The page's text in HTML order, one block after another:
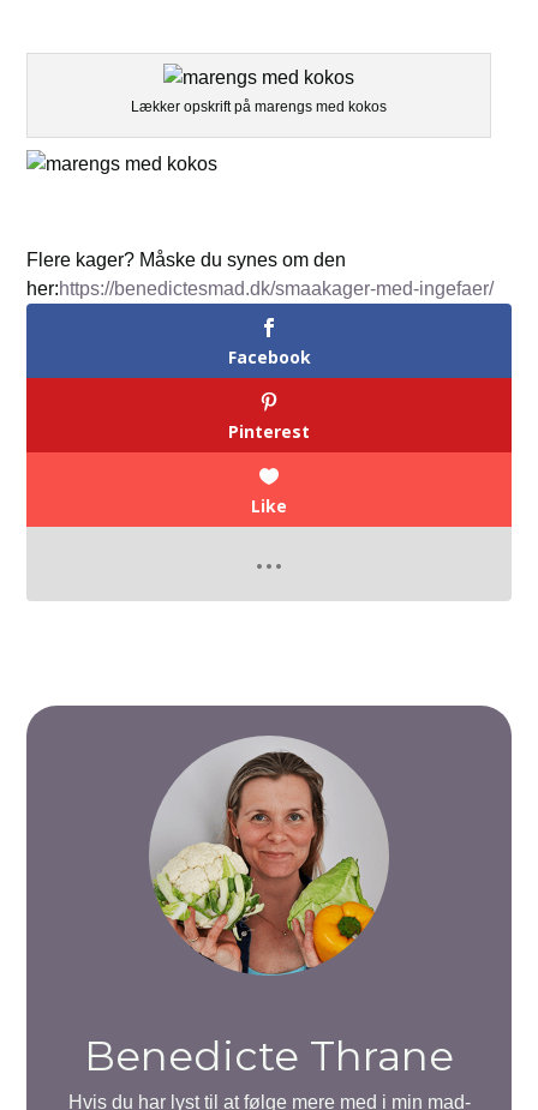
Lækker opskrift på marengs med kokos
Flere kager? Måske du synes om den
her:https://benedictesmad.dk/smaakager-med-ingefaer/
Facebook
Pinterest
Like
Benedicte Thrane
Hvis du har lyst til at følge mere med i min mad-